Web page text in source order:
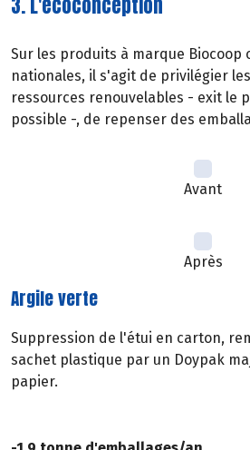
3. L'écoconception
Sur les produits à marque Biocoop
nationales, il s'agit de privilégier
ressources renouvelables - exit le
possible -, de repenser des
Avant
Après
Argile verte
Suppression de l'étui en carton,
sachet plastique par un Doypak
papier.